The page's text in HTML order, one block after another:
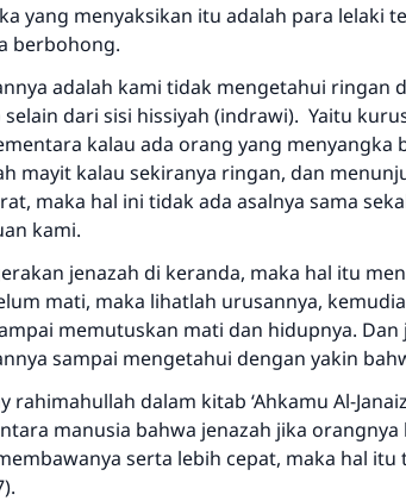
yang menyaksikan itu adalah para lelaki
berbohong.
adalah kami tidak mengetahui ringan
selain dari sisi hissiyah (indrawi). Yaitu
kalau ada orang yang menyangka
mayit kalau sekiranya ringan, dan
maka hal ini tidak ada asalnya sama
kami.
jenazah di keranda, maka hal itu
mati, maka lihatlah urusannya,
memutuskan mati dan hidupnya. Dan
sampai mengetahui dengan yakin
rahimahullah dalam kitab ‘Ahkamu Al-
manusia bahwa jenazah jika
serta lebih cepat, maka hal itu
MUSLIM, 1893
Saham